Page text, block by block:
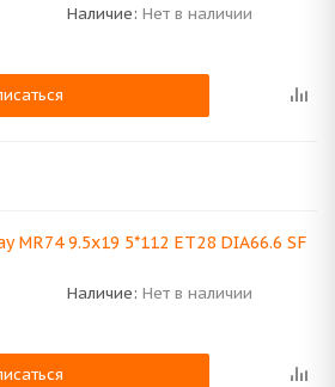
Наличие: Нет в наличии
MR74 9.5x19 5*112 ET28 DIA66.6 SF
Наличие: Нет в наличии